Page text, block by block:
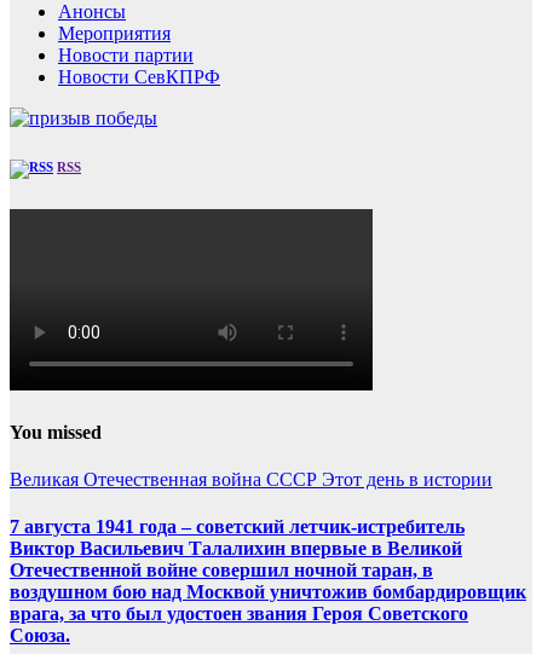
Анонсы
Мероприятия
Новости партии
Новости СевКПРФ
RSS
You missed
Великая Отечественная война СССР Этот день в истории
7 августа 1941 года – советский летчик-истребитель
Виктор Васильевич Талалихин впервые в Великой
Отечественной войне совершил ночной таран, в
воздушном бою над Москвой уничтожив бомбардировщик
врага, за что был удостоен звания Героя Советского
Союза.